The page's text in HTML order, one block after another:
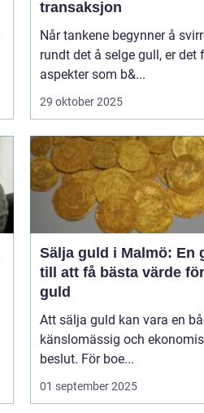
transaksjon
Når tankene begynner å
rundt det å selge gull, er det
aspekter som b&...
29 oktober 2025
Sälja guld i Malmö: En
till att få bästa värde
guld
Att sälja guld kan vara en
känslomässig och
beslut. För boe...
01 september 2025